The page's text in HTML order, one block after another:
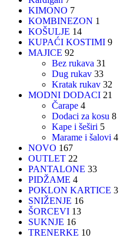
KIMONO 7
KOMBINEZON 1
KOŠULJE 14
KUPAĆI KOSTIMI 9
MAJICE 92
Bez rukava 31
Dug rukav 33
Kratak rukav 32
MODNI DODACI 21
Čarape 4
Dodaci za kosu 8
Kape i šeširi 5
Marame i šalovi 4
NOVO 167
OUTLET 22
PANTALONE 33
PIDŽAME 4
POKLON KARTICE 3
SNIŽENJE 16
ŠORCEVI 13
SUKNJE 16
TRENERKE 10